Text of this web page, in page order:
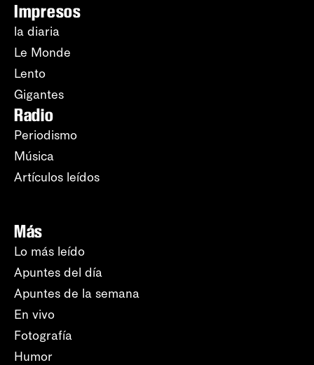
Impresos
la diaria
Le Monde
Lento
Gigantes
Radio
Periodismo
Música
Artículos leídos
Más
Lo más leído
Apuntes del día
Apuntes de la semana
En vivo
Fotografía
Humor